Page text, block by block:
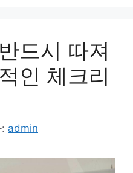
드시 따져
인 체크리
admin